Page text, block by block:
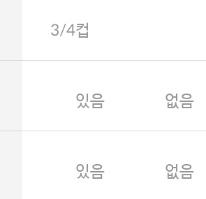
3/4컵
있음 없음
있음 없음